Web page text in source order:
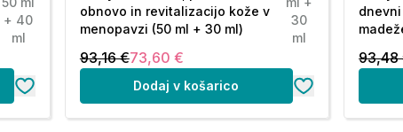
+ 40
ml
obnovo in revitalizacijo kože v
menopavzi (50 ml + 30 ml)
30
ml
93,16 €73,60 €
Dodaj v košarico
93,48